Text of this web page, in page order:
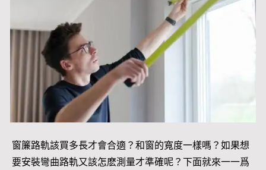
窗簾路軌該買多長才會合適？和窗的寬度一樣嗎？如果想
要安裝彎曲路軌又該怎麽測量才準確呢？下面就來一一爲